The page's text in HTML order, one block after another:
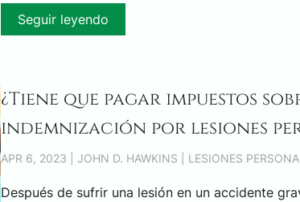
Seguir leyendo
¿Tiene que pagar impuestos
indemnización por lesiones
APR 6, 2023 | JOHN D. HAWKINS | LESIONES
Después de sufrir una lesión en un accidente